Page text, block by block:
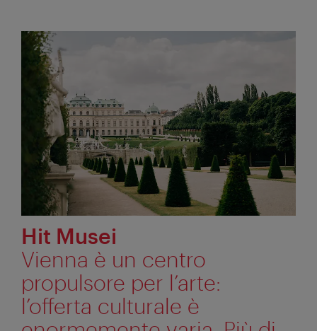
Hit Musei
Vienna è un centro
propulsore per l’arte:
l’offerta culturale è